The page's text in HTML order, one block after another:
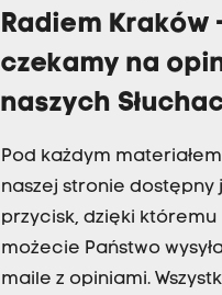
Radiem Kraków
czekamy na
naszych
Pod każdym
naszej stronie dostępny
przycisk, dzięki któremu
możecie Państwo
maile z opiniami.